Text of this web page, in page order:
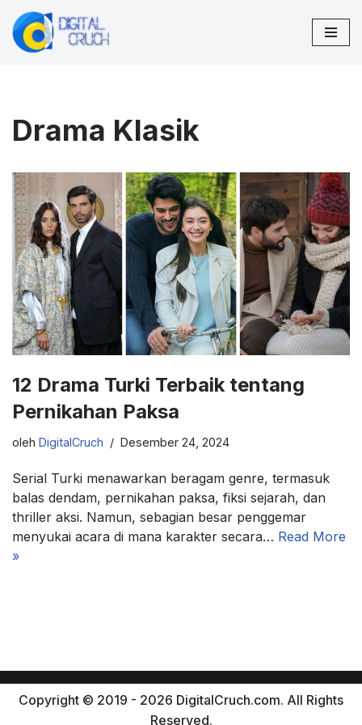
Lompat
Drama Klasik
12 Drama Turki Terbaik tentang
Pernikahan Paksa
oleh DigitalCruch Desember 24, 2024
Serial Turki menawarkan beragam genre, termasuk
balas dendam, pernikahan paksa, fiksi sejarah, dan
thriller aksi. Namun, sebagian besar penggemar
menyukai acara di mana karakter secara… Read More
»
Copyright © 2019 - 2026 DigitalCruch.com. All Rights
Reserved.